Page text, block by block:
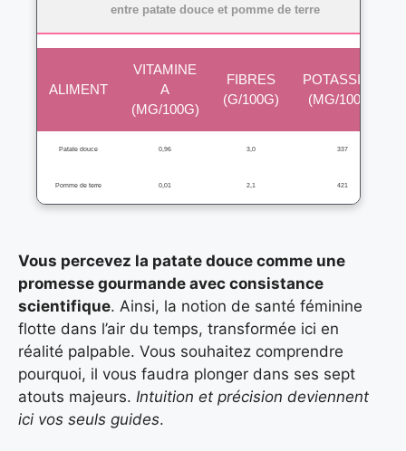
entre patate douce et pomme de terre
ALIMENT
VITAMINE
A
(MG/100G)
FIBRES
(G/100G)
POTASSIUM
(MG/100G)
Patate douce 0,96 3,0 337
Pomme de terre 0,01 2,1 421
Vous percevez la patate douce comme une
promesse gourmande avec consistance
scientifique. Ainsi, la notion de santé féminine
flotte dans l’air du temps, transformée ici en
réalité palpable. Vous souhaitez comprendre
pourquoi, il vous faudra plonger dans ses sept
atouts majeurs. Intuition et précision deviennent
ici vos seuls guides.